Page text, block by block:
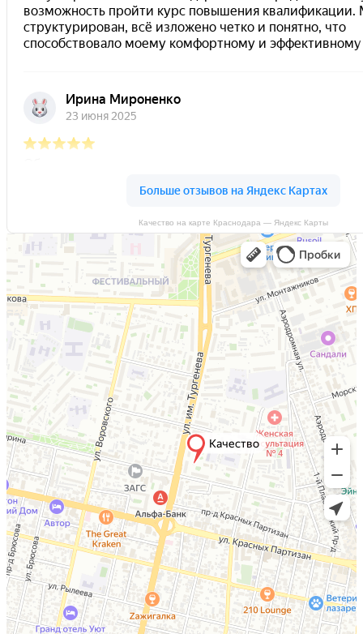
Качество на карте Краснодара — Яндекс Карты